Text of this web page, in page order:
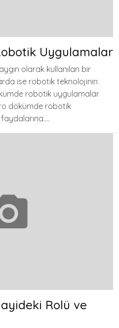
Uygulamalar
olarak kullanılan bir
ise robotik teknolojinin
robotik uygulamalar
dökümde robotik
Rolü ve